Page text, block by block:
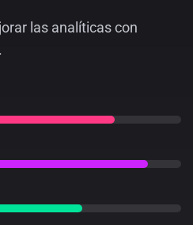
las analíticas con